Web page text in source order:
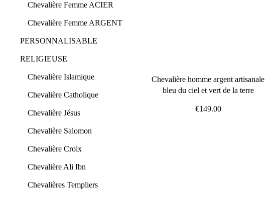
Chevalière Femme ACIER
Chevalière Femme ARGENT
PERSONNALISABLE
RELIGIEUSE
Chevalière Islamique
Chevalière Catholique
Chevalière Jésus
Chevalière Salomon
Chevalière Croix
Chevalière Ali Ibn
Chevalières Templiers
Chevalière homme argent artisanale
bleu du ciel et vert de la terre
€149.00